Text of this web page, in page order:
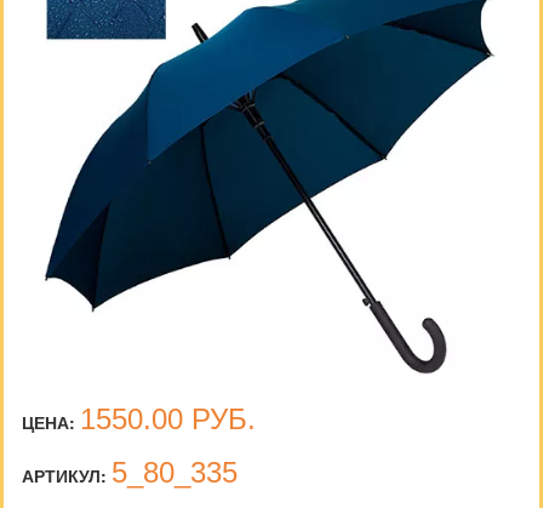
ЦЕНА: 1550.00 РУБ.
АРТИКУЛ: 5_80_335